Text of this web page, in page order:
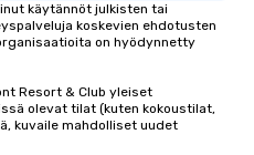
käytännöt julkisten tai
koskevien ehdotusten
on hyödynnetty
Resort & Club yleiset
olevat tilat (kuten kokoustilat,
kuvaile mahdolliset uudet